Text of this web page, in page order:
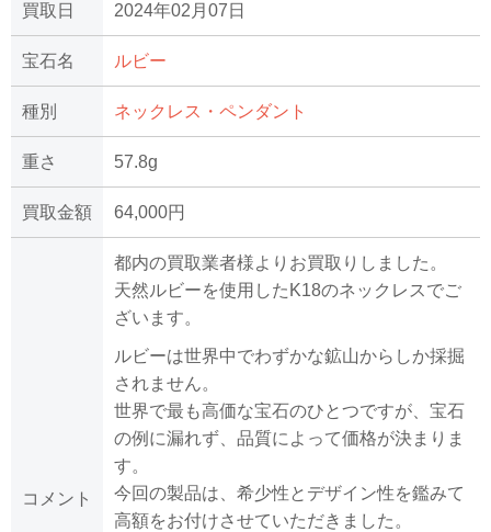
買取日 2024年02月07日
宝石名 ルビー
種別 ネックレス・ペンダント
重さ 57.8g
買取金額 64,000円
コメント
都内の買取業者様よりお買取りしました。
天然ルビーを使用したK18のネックレスでご
ざいます。
ルビーは世界中でわずかな鉱山からしか採掘
されません。
世界で最も高価な宝石のひとつですが、宝石
の例に漏れず、品質によって価格が決まりま
す。
今回の製品は、希少性とデザイン性を鑑みて
高額をお付けさせていただきました。